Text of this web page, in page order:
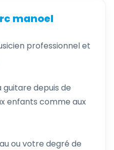
manoel
professionnel et
depuis de
enfants comme aux
ou votre degré de